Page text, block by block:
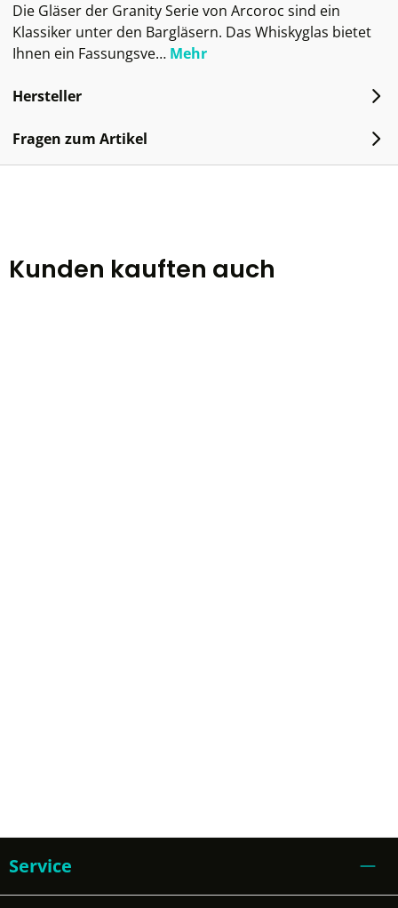
Die Gläser der Granity Serie von Arcoroc sind ein
Klassiker unter den Bargläsern. Das Whiskyglas bietet
Ihnen ein Fassungsve… Mehr
Hersteller
Fragen zum Artikel
Kunden kauften auch
Service